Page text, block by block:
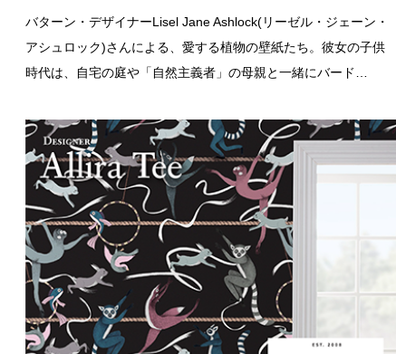
バターン・デザイナーLisel Jane Ashlock(リーゼル・ジェーン・
アシュロック)さんによる、愛する植物の壁紙たち。彼女の子供
時代は、自宅の庭や「自然主義者」の母親と一緒にバード…